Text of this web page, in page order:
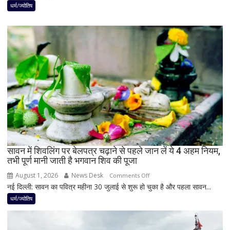
शनि
नवपंचम
योग,
इन
3
राशियों
पर
रह
सकती
है
शुभ
करियर
और
धर्म/ज्योतिष
सावन में शिवलिंग पर बेलपत्र चढ़ाने से पहले जान लें ये 4 अहम नियम,
तभी पूर्ण मानी जाती है भगवान शिव की पूजा
August 1, 2026 News Desk Comments Offon
सावन
शिवलिंग
नई दिल्ली: सावन का पवित्र महीना 30 जुलाई से शुरू हो चुका है और पहला सावन...
धर्म/ज्योतिष